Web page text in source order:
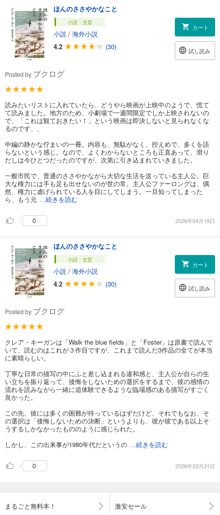
ほんのささやかなこと
小説・文芸
小説 / 海外小説
4.2
(30)
カート
試し読み
Posted by ブクログ
読みたいリストに入れていたら、どうやら映画が上映中のようで、慌て
て読みました。地方のため、小劇場で一週間限定でしか上映されないの
で、「これは観ておきたい！」という映画は即決しないと見られなくな
るのです、、
中編の静かな佇まいの一冊。内容も、無駄がなく、控えめで、多くを語
らないという感じ。なので、よくわからないところも正直あって、滑り
だしは今ひとつだったのですが、次第に引き込まれていきました。
一般市民で、普通のささやかながら大切な生活を送っている主人公。巨
大な権力には手も足も出せないのが世の常。主人公ファーロングは、偶
然、権力に虐げられている人を目にしてしまう。一旦知ってしまった
ら、もう元
...続きを読む
0 2026年04月18日
ほんのささやかなこと
小説・文芸
小説 / 海外小説
4.2
(30)
カート
試し読み
Posted by ブクログ
クレア・キーガンは「Walk the blue fields」と「Foster」は原書で読んで
いて、読むのはこれが３作目ですが、これまで読んだ3作品の全てが本当
に素晴らしい。
丁寧な日常の描写の中にふと差し込まれる違和感と、主人公が自らの生
い立ちを振り返って、後悔をしないための選択をするまで、彼の感情の
流れを読みながら一緒に追体験できるような臨場感のある描写がすごく
良かった。
この先、彼には多くの困難が待っているはずだけど、それでもなお、そ
の選択は「後悔しないための決断」というよりも、彼が彼である以上そ
うするしかなかったもののように感じられた。
しかし、この出来事が1980年代だというの
...続きを読む
0 2026年03月31日
まるごと無料本！ 激安セール